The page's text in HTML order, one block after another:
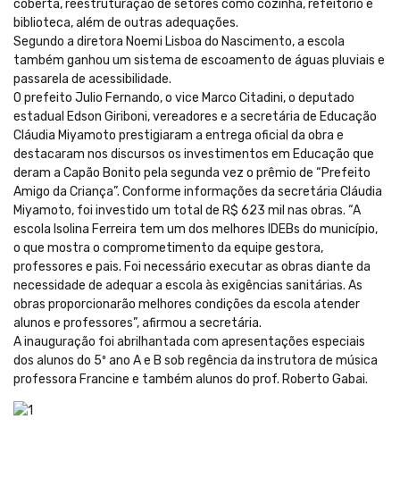
coberta, reestruturação de setores como cozinha, refeitório e
biblioteca, além de outras adequações.
Segundo a diretora Noemi Lisboa do Nascimento, a escola
também ganhou um sistema de escoamento de águas pluviais e
passarela de acessibilidade.
O prefeito Julio Fernando, o vice Marco Citadini, o deputado
estadual Edson Giriboni, vereadores e a secretária de Educação
Cláudia Miyamoto prestigiaram a entrega oficial da obra e
destacaram nos discursos os investimentos em Educação que
deram a Capão Bonito pela segunda vez o prêmio de “Prefeito
Amigo da Criança”. Conforme informações da secretária Cláudia
Miyamoto, foi investido um total de R$ 623 mil nas obras. “A
escola Isolina Ferreira tem um dos melhores IDEBs do município,
o que mostra o comprometimento da equipe gestora,
professores e pais. Foi necessário executar as obras diante da
necessidade de adequar a escola às exigências sanitárias. As
obras proporcionarão melhores condições da escola atender
alunos e professores”, afirmou a secretária.
A inauguração foi abrilhantada com apresentações especiais
dos alunos do 5º ano A e B sob regência da instrutora de música
professora Francine e também alunos do prof. Roberto Gabai.